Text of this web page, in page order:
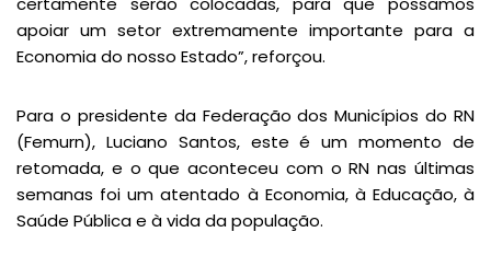
apoiar um setor extremamente importante para a
Economia do nosso Estado”, reforçou.
Para o presidente da Federação dos Municípios do RN
(Femurn), Luciano Santos, este é um momento de
retomada, e o que aconteceu com o RN nas últimas
semanas foi um atentado à Economia, à Educação, à
Saúde Pública e à vida da população.